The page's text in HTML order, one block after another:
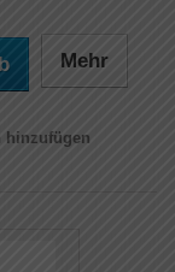
Mehr
hinzufügen